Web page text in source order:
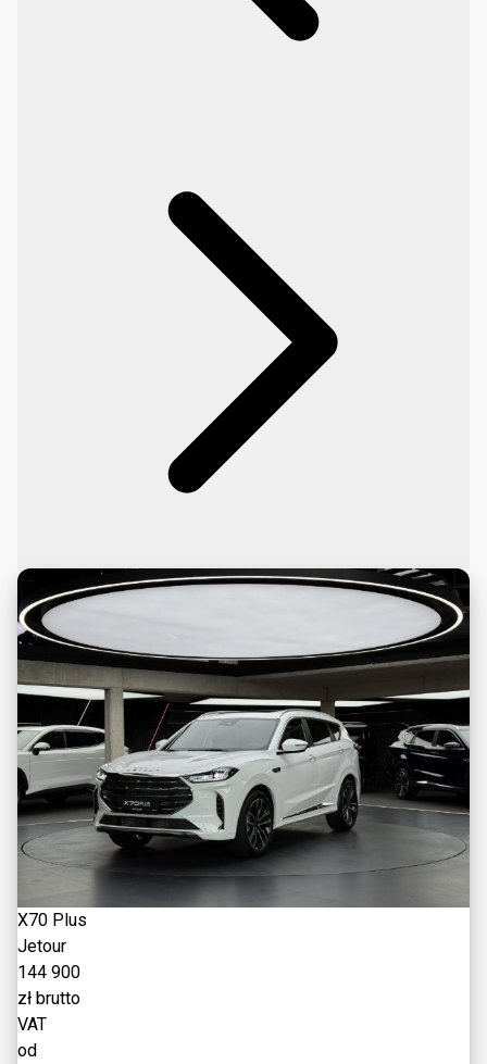
X70 Plus
Jetour
144 900
zł brutto
VAT
od